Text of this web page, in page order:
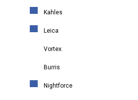
Kahles
Leica
Vortex
Burris
Nightforce